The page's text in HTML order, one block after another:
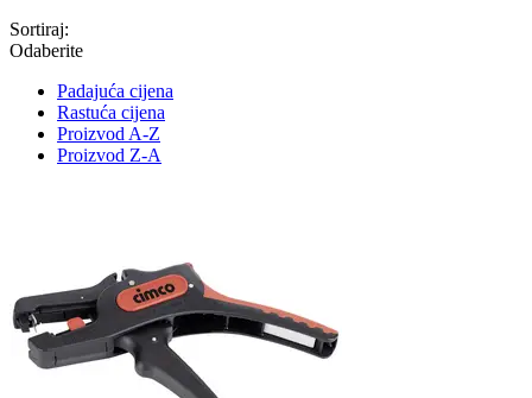
Sortiraj:
Odaberite
Padajuća cijena
Rastuća cijena
Proizvod A-Z
Proizvod Z-A